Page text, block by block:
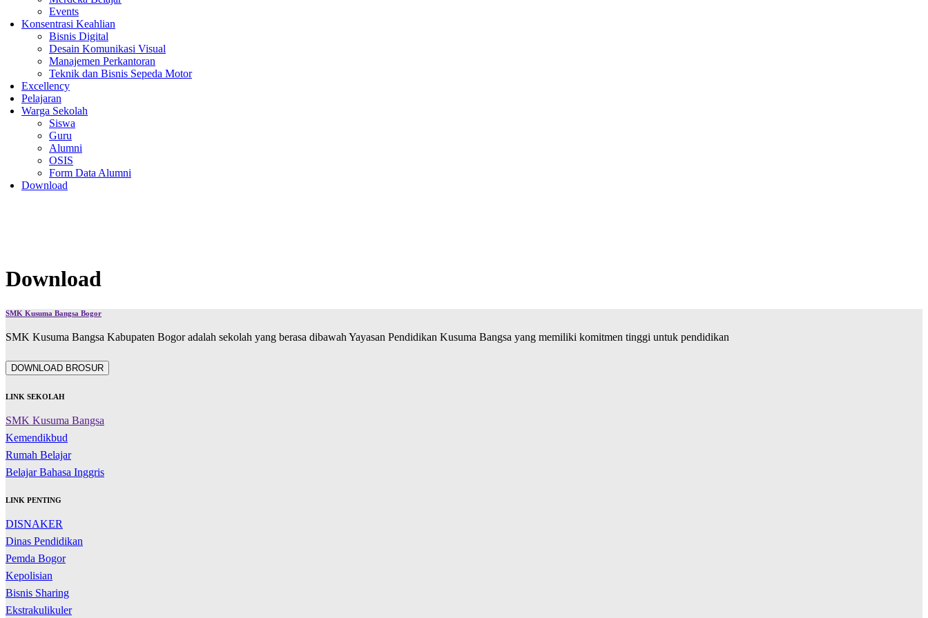
Events
Konsentrasi Keahlian
Bisnis Digital
Desain Komunikasi Visual
Manajemen Perkantoran
Teknik dan Bisnis Sepeda Motor
Excellency
Pelajaran
Warga Sekolah
Siswa
Guru
Alumni
OSIS
Form Data Alumni
Download
Download
SMK Kusuma Bangsa Bogor
SMK Kusuma Bangsa Kabupaten Bogor adalah sekolah yang berasa dibawah Yayasan Pendidikan Kusuma Bangsa yang memiliki komitmen tinggi untuk pendidikan
DOWNLOAD BROSUR
LINK SEKOLAH
SMK Kusuma Bangsa
Kemendikbud
Rumah Belajar
Belajar Bahasa Inggris
LINK PENTING
DISNAKER
Dinas Pendidikan
Pemda Bogor
Kepolisian
Bisnis Sharing
Ekstrakulikuler